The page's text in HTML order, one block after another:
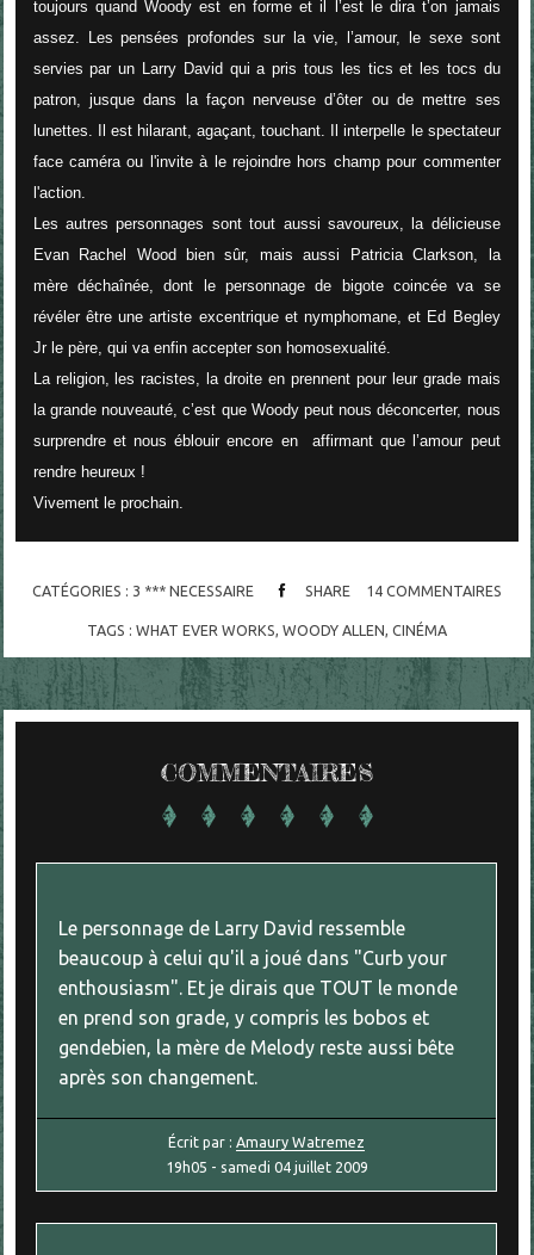
toujours quand Woody est en forme et il l’est le dira t’on jamais
assez. Les pensées profondes sur la vie, l’amour, le sexe sont
servies par un Larry David qui a pris tous les tics et les tocs du
patron, jusque dans la façon nerveuse d’ôter ou de mettre ses
lunettes. Il est hilarant, agaçant, touchant. Il interpelle le spectateur
face caméra ou l'invite à le rejoindre hors champ pour commenter
l'action.
Les autres personnages sont tout aussi savoureux, la délicieuse
Evan Rachel Wood bien sûr, mais aussi Patricia Clarkson, la
mère déchaînée, dont le personnage de bigote coincée va se
révéler être une artiste excentrique et nymphomane, et Ed Begley
Jr le père, qui va enfin accepter son homosexualité.
La religion, les racistes, la droite en prennent pour leur grade mais
la grande nouveauté, c’est que Woody peut nous déconcerter, nous
surprendre et nous éblouir encore en
affirmant que l’amour peut
rendre heureux !
Vivement le prochain.
CATÉGORIES : 3 *** NECESSAIRE SHARE 14 COMMENTAIRES
TAGS : WHAT EVER WORKS WOODY ALLEN CINÉMA
COMMENTAIRES
Le personnage de Larry David ressemble
beaucoup à celui qu'il a joué dans "Curb your
enthousiasm". Et je dirais que TOUT le monde
en prend son grade, y compris les bobos et
gendebien, la mère de Melody reste aussi bête
après son changement.
Écrit par : Amaury Watremez
19h05 - samedi 04 juillet 2009